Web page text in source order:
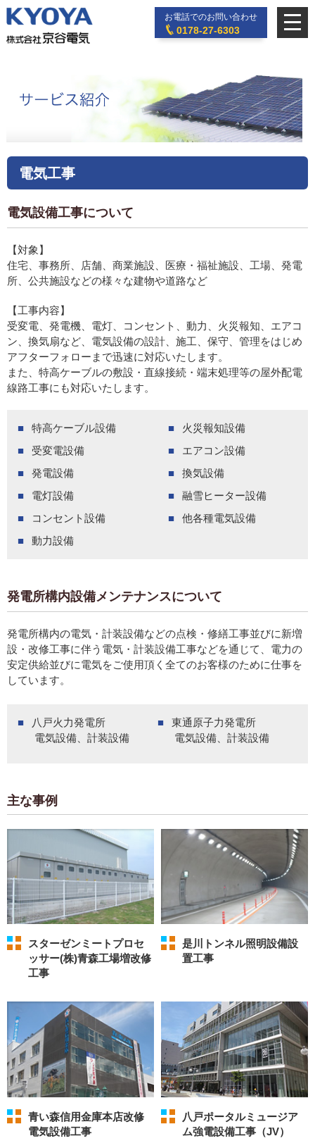
お電話でのお問い合わせ
0178-27-6303
電気工事
電気設備工事について
【対象】
住宅、事務所、店舗、商業施設、医療・福祉施設、工場、発電
所、公共施設などの様々な建物や道路など
【工事内容】
受変電、発電機、電灯、コンセント、動力、火災報知、エアコ
ン、換気扇など、電気設備の設計、施工、保守、管理をはじめ
アフターフォローまで迅速に対応いたします。
また、特高ケーブルの敷設・直線接続・端末処理等の屋外配電
線路工事にも対応いたします。
特高ケーブル設備
受変電設備
発電設備
電灯設備
コンセント設備
動力設備
火災報知設備
エアコン設備
換気設備
融雪ヒーター設備
他各種電気設備
発電所構内設備メンテナンスについて
発電所構内の電気・計装設備などの点検・修繕工事並びに新増
設・改修工事に伴う電気・計装設備工事などを通じて、電力の
安定供給並びに電気をご使用頂く全てのお客様のために仕事を
しています。
八戸火力発電所
電気設備、計装設備
東通原子力発電所
電気設備、計装設備
主な事例
スターゼンミートプロセ
ッサー(株)青森工場増改修
工事
是川トンネル照明設備設
置工事
青い森信用金庫本店改修
電気設備工事
八戸ポータルミュージア
ム強電設備工事（JV）